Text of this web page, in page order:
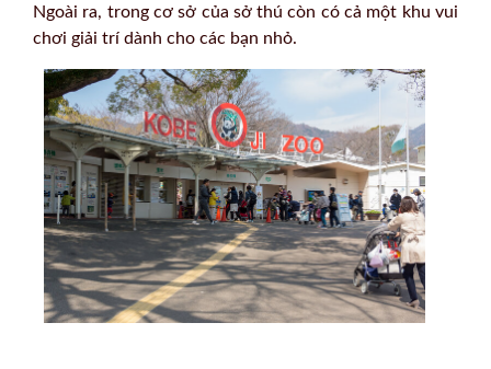
Ngoài ra, trong cơ sở của sở thú còn có cả một khu vui
chơi giải trí dành cho các bạn nhỏ.